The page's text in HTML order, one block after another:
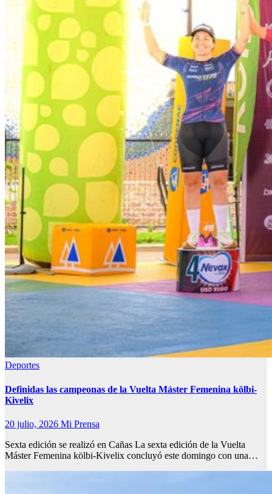
Deportes
Definidas las campeonas de la Vuelta Máster Femenina kölbi-
Kivelix
20 julio, 2026 Mi Prensa
Sexta edición se realizó en Cañas La sexta edición de la Vuelta
Máster Femenina kölbi-Kivelix concluyó este domingo con una…